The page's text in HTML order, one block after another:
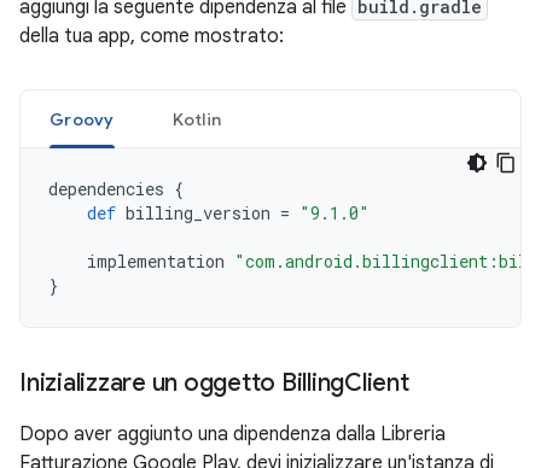
aggiungi la seguente dipendenza al file build.gradle
della tua app, come mostrato:
Groovy Kotlin
dependencies {
def billing_version = "9.1.0"
implementation
}
Inizializzare un oggetto BillingClient
Dopo aver aggiunto una dipendenza dalla Libreria
Fatturazione Google Play, devi inizializzare un'istanza di